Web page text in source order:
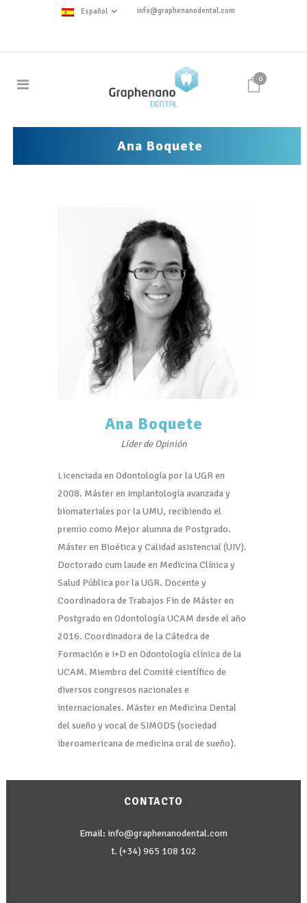
Español info@graphenanodental.com
0
Ana Boquete
Ana Boquete
Líder de Opinión
Licenciada en Odontología por la UGR en
2008. Máster en Implantología avanzada y
biomateriales por la UMU, recibiendo el
premio como Mejor alumna de Postgrado.
Máster en Bioética y Calidad asistencial (UIV).
Doctorado cum laude en Medicina Clínica y
Salud Pública por la UGR. Docente y
Coordinadora de Trabajos Fin de Máster en
Postgrado en Odontología UCAM desde el año
2016. Coordinadora de la Cátedra de
Formación e I+D en Odontología clínica de la
UCAM. Miembro del Comité científico de
diversos congresos nacionales e
internacionales. Máster en Medicina Dental
del sueño y vocal de SIMODS (sociedad
iberoamericana de medicina oral de sueño).
CONTACTO
Email: info@graphenanodental.com
t. (+34) 965 108 102